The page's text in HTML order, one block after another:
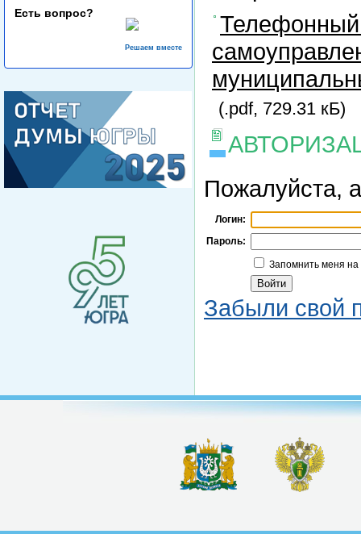
Есть вопрос?
Решаем вместе
Телефонный
(.pdf, 729.31 кБ)
Пожалуйста,
Логин:
Пароль:
Запомнить меня
Забыли свой